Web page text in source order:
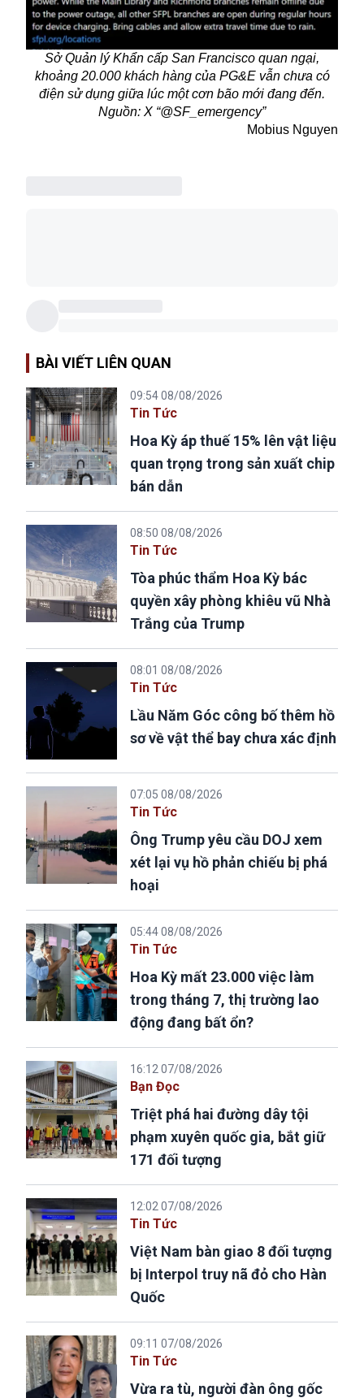
Sở Quản lý Khẩn cấp San Francisco quan ngại,
khoảng 20.000 khách hàng của PG&E vẫn chưa có
điện sử dụng giữa lúc một cơn bão mới đang đến.
Nguồn: X “@SF_emergency”
Mobius Nguyen
BÀI VIẾT LIÊN QUAN
09:54 08/08/2026
Tin Tức
Hoa Kỳ áp thuế 15% lên vật liệu
quan trọng trong sản xuất chip
bán dẫn
08:50 08/08/2026
Tin Tức
Tòa phúc thẩm Hoa Kỳ bác
quyền xây phòng khiêu vũ Nhà
Trắng của Trump
08:01 08/08/2026
Tin Tức
Lầu Năm Góc công bố thêm hồ
sơ về vật thể bay chưa xác định
07:05 08/08/2026
Tin Tức
Ông Trump yêu cầu DOJ xem
xét lại vụ hồ phản chiếu bị phá
hoại
05:44 08/08/2026
Tin Tức
Hoa Kỳ mất 23.000 việc làm
trong tháng 7, thị trường lao
động đang bất ổn?
16:12 07/08/2026
Bạn Đọc
Triệt phá hai đường dây tội
phạm xuyên quốc gia, bắt giữ
171 đối tượng
12:02 07/08/2026
Tin Tức
Việt Nam bàn giao 8 đối tượng
bị Interpol truy nã đỏ cho Hàn
Quốc
09:11 07/08/2026
Tin Tức
Vừa ra tù, người đàn ông gốc